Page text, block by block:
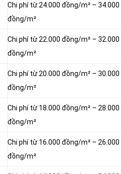
Chi phí từ 24.000 đồng/m² – 34.000
đồng/m²
Chi phí từ 22.000 đồng/m² – 32.000
đồng/m²
Chi phí từ 20.000 đồng/m² – 30.000
đồng/m²
Chi phí từ 18.000 đồng/m² – 28.000
đồng/m²
Chi phí từ 16.000 đồng/m² – 26.000
đồng/m²